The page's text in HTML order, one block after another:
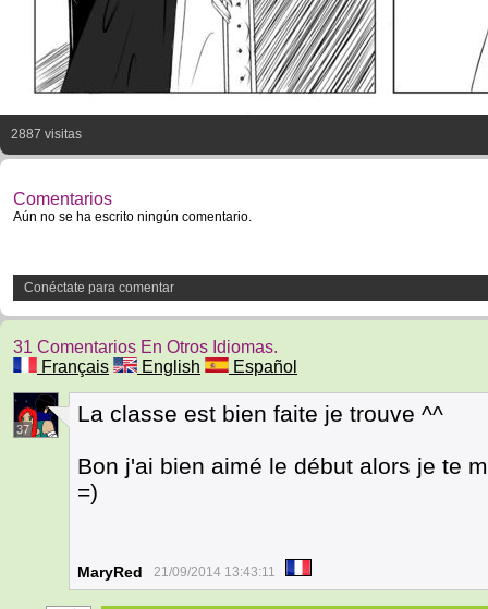
2887 visitas
Comentarios
Aún no se ha escrito ningún comentario.
Conéctate para comentar
31 Comentarios En Otros Idiomas.
Français
English Español
37
La classe est bien faite je trouve ^^
Bon j'ai bien aimé le début alors je te
=)
MaryRed 21/09/2014 13:43:11